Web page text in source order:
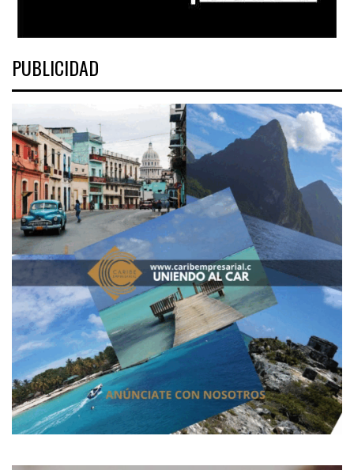
PUBLICIDAD